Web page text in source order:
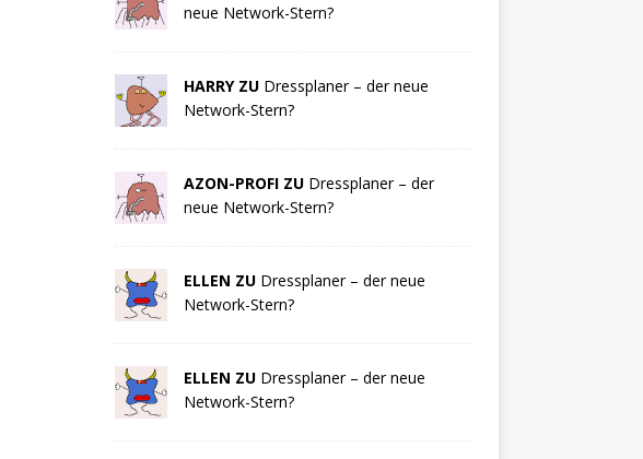
neue Network-Stern?
HARRY ZU Dressplaner – der neue
Network-Stern?
AZON-PROFI ZU Dressplaner – der
neue Network-Stern?
ELLEN ZU Dressplaner – der neue
Network-Stern?
ELLEN ZU Dressplaner – der neue
Network-Stern?